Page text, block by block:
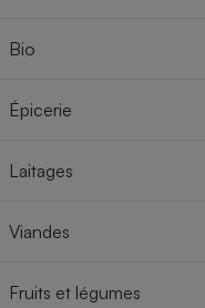
Bio
Épicerie
Laitages
Viandes
Fruits et légumes